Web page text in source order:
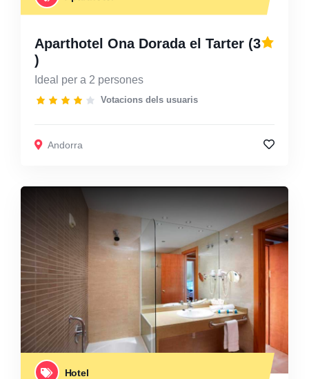
Aparthotel Ona Dorada el Tarter (3
)
Ideal per a 2 persones
Votacions dels usuaris
Andorra
Hotel